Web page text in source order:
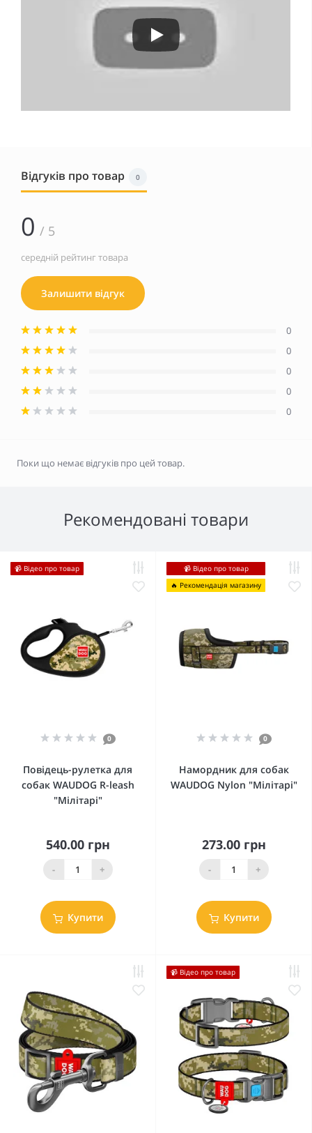
Відгуків про товар 0
0 / 5
середній рейтинг товара
Залишити відгук
0
0
0
0
0
Поки що немає відгуків про цей товар.
Рекомендовані товари
📹 Відео про товар
0
Повідець-рулетка для
собак WAUDOG R-leash
"Мілітарі"
540.00 грн
- +
Купити
📹 Відео про товар
🔥 Рекомендація магазину
0
Намордник для собак
WAUDOG Nylon "Мілітарі"
273.00 грн
- +
Купити
📹 Відео про товар